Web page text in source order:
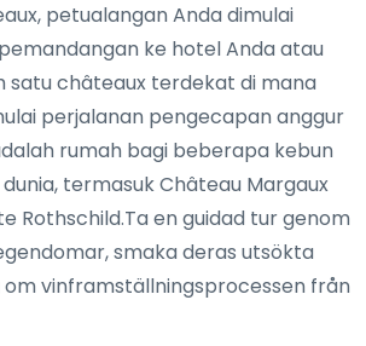
petualangan Anda dimulai
ke hotel Anda atau
satu châteaux terdekat di mana
perjalanan pengecapan anggur
rumah bagi beberapa kebun
termasuk Château Margaux
Rothschild.Ta en guidad tur genom
smaka deras utsökta
vinframställningsprocessen från